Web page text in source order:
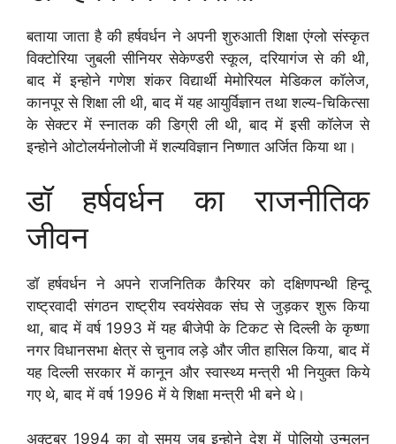
बताया जाता है की हर्षवर्धन ने अपनी शुरुआती शिक्षा एंग्लो संस्कृत
विक्टोरिया जुबली सीनियर सेकेण्डरी स्कूल, दरियागंज से की थी,
बाद में इन्होने गणेश शंकर विद्यार्थी मेमोरियल मेडिकल कॉलेज,
कानपूर से शिक्षा ली थी, बाद में यह आयुर्विज्ञान तथा शल्य-चिकित्सा
के सेक्टर में स्नातक की डिग्री ली थी, बाद में इसी कॉलेज से
इन्होने ओटोलर्यनोलोजी में शल्यविज्ञान निष्णात अर्जित किया था।
डॉ हर्षवर्धन का राजनीतिक
जीवन
डॉ हर्षवर्धन ने अपने राजनितिक कैरियर को दक्षिणपन्थी हिन्दू
राष्ट्रवादी संगठन राष्ट्रीय स्वयंसेवक संघ से जुड़कर शुरू किया
था, बाद में वर्ष 1993 में यह बीजेपी के टिकट से दिल्ली के कृष्णा
नगर विधानसभा क्षेत्र से चुनाव लड़े और जीत हासिल किया, बाद में
यह दिल्ली सरकार में कानून और स्वास्थ्य मन्त्री भी नियुक्त किये
गए थे, बाद में वर्ष 1996 में ये शिक्षा मन्त्री भी बने थे।
अक्टूबर 1994 का वो समय जब इन्होने देश में पोलियो उन्मूलन